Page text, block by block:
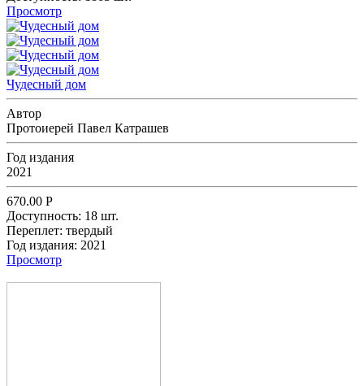
Просмотр
Чудесный дом
Автор
Протоиерей Павел Катрашев
Год издания
2021
670.00 Р
Доступность: 18 шт.
Переплет: твердый
Год издания: 2021
Просмотр